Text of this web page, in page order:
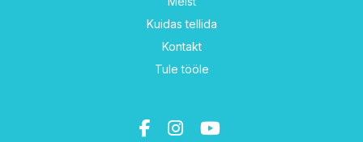
Kuidas tellida
Kontakt
Tule tööle